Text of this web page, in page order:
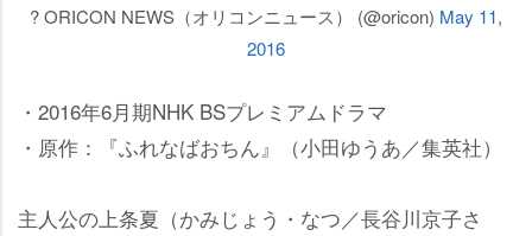
? ORICON NEWS（オリコンニュース） (@oricon) May 11,
2016
・2016年6月期NHK BSプレミアムドラマ
・原作：『ふれなばおちん』（小田ゆうあ／集英社）
主人公の上条夏（かみじょう・なつ／長谷川京子さ